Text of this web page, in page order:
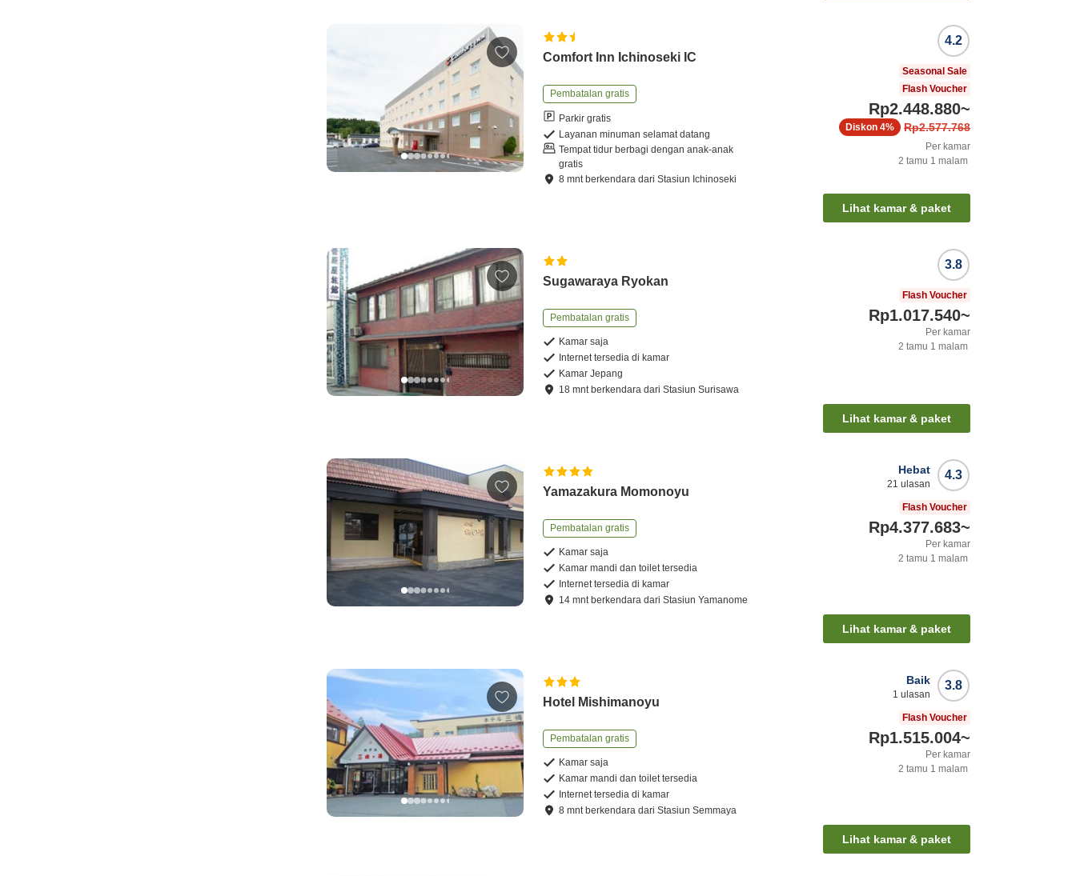
Comfort Inn Ichinoseki IC
Pembatalan gratis
Parkir gratis
Layanan minuman selamat datang
Tempat tidur berbagi dengan anak-anak
gratis
8 mnt berkendara dariStasiun Ichinoseki
4.2
Seasonal Sale
Flash Voucher
Rp2.448.880~
Rp2.577.768
Diskon 4%
Per kamar
2 tamu 1 malam
Lihat kamar & paket
Sugawaraya Ryokan
Pembatalan gratis
Kamar saja
Internet tersedia di kamar
Kamar Jepang
18 mnt berkendara dariStasiun Surisawa
3.8
Flash Voucher
Rp1.017.540~
Per kamar
2 tamu 1 malam
Lihat kamar & paket
Yamazakura Momonoyu
Pembatalan gratis
Kamar saja
Kamar mandi dan toilet tersedia
Internet tersedia di kamar
14 mnt berkendara dariStasiun Yamanome
4.3
Hebat
21 ulasan
Flash Voucher
Rp4.377.683~
Per kamar
2 tamu 1 malam
Lihat kamar & paket
Hotel Mishimanoyu
Pembatalan gratis
Kamar saja
Kamar mandi dan toilet tersedia
Internet tersedia di kamar
8 mnt berkendara dariStasiun Semmaya
3.8
Baik
1 ulasan
Flash Voucher
Rp1.515.004~
Per kamar
2 tamu 1 malam
Lihat kamar & paket